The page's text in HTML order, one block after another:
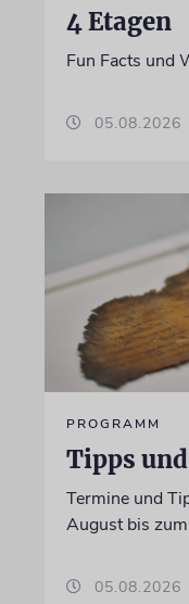
4 Etagen
Fun Facts und
05.08.2026
PROGRAMM
Tipps
Termine und
August bis
05.08.2026